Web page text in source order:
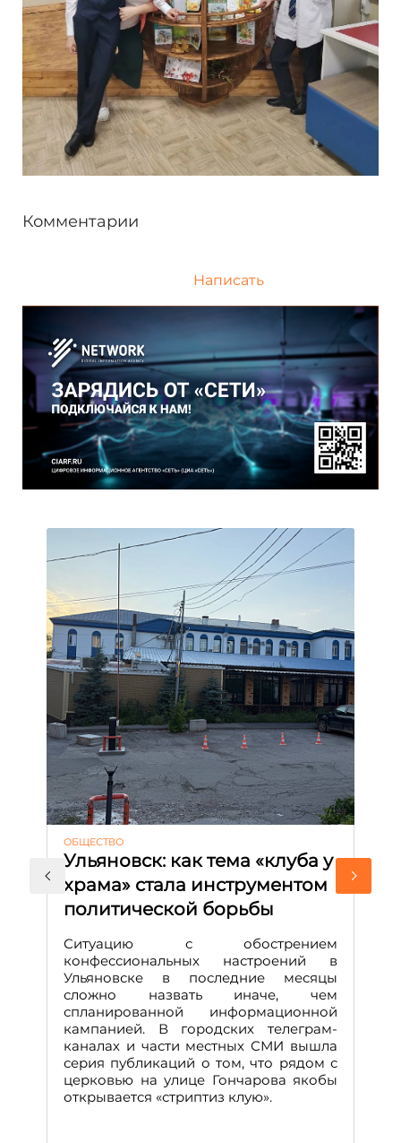
Комментарии
Написать
ОБЩЕСТВО
Ульяновск: как тема «клуба у
храма» стала инструментом
политической борьбы
Ситуацию с обострением
конфессиональных настроений в
Ульяновске в последние месяцы
сложно назвать иначе, чем
спланированной информационной
кампанией. В городских телеграм-
каналах и части местных СМИ вышла
серия публикаций о том, что рядом с
церковью на улице Гончарова якобы
открывается «стриптиз клую».